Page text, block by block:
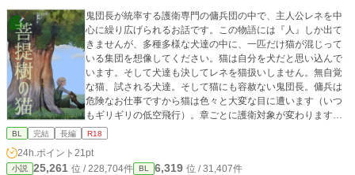
支える、ある不都合な真実だった 知らないままでいること
は、誰かに選ばされていることかもしれない
鬼団長が統率する護衛専門の傭兵団の中で、主人公レネを中
心に繰り広げられるお話です。この物語には『人』しか出て
きませんが、多種多様な犬達の中に、一匹だけ猫が混じって
いる集団を想像してください。猫は自分を犬だと思い込んで
います。そして犬達も決してレネを猫扱いしません。無自覚
な猫、試される犬達。そして猫にも容赦ない鬼団長。傭兵は
危険なお仕事ですから猫は色々と大変な目に遭います（いつ
もギリギリの低空飛行）。章ごとに護衛対象が変わります。
ＢＬというよりはブロマンス的な要素が強めで甘味成分は少
好きな方におすすめ。こちらは他サイトの改訂版です。
BL 完結 長編 R18
24h.ポイント 21pt
小説 25,261 位 / 228,704件 BL 6,319 位 / 31,407件